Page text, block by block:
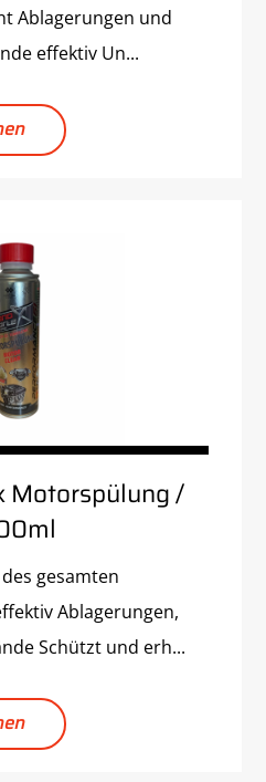
Ablagerungen und
effektiv Un...
Motorspülung /
gesamten
Ablagerungen,
Schützt und erh...